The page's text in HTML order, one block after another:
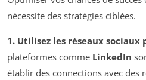
nécessite des stratégies ciblées.
1. Utilisez les réseaux sociaux
plateformes comme LinkedIn
établir des connections avec des